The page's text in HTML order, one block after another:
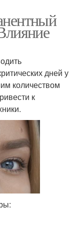
дней у
количеством
к